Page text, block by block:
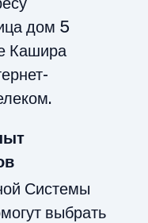
дом 5
Кашира
Системы
выбрать